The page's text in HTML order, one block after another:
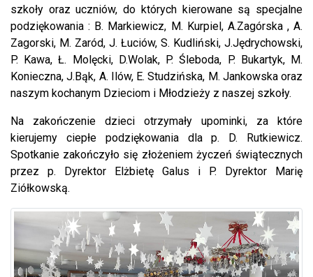
szkoły oraz uczniów, do których kierowane są specjalne
podziękowania : B. Markiewicz, M. Kurpiel, A.Zagórska , A.
Zagorski, M. Zaród, J. Łuciów, S. Kudliński, J.Jędrychowski,
P. Kawa, Ł. Molęcki, D.Wolak, P. Śleboda, P. Bukartyk, M.
Konieczna, J.Bąk, A. Ilów, E. Studzińska, M. Jankowska oraz
naszym kochanym Dzieciom i Młodzieży z naszej szkoły.
Na zakończenie dzieci otrzymały upominki, za które
kierujemy ciepłe podziękowania dla p. D. Rutkiewicz.
Spotkanie zakończyło się złożeniem życzeń świątecznych
przez p. Dyrektor Elżbietę Galus i P. Dyrektor Marię
Ziółkowską.